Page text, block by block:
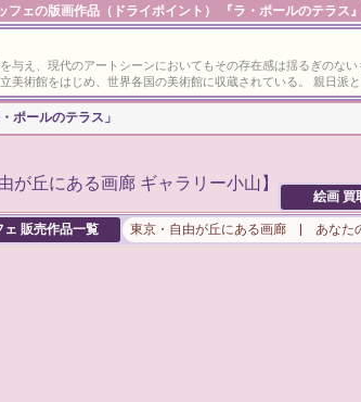
フェの版画作品（ドライポイント） 『ラ・ポールのテラス
え、現代のアートシーンにおいてもその存在感は揺るぎの
術館をはじめ、世界各国の美術館に収蔵されている。 親日
ポールのテラス」
絵画 買
ェ 販売作品一覧 東京・自由が丘にある画廊 | あなた